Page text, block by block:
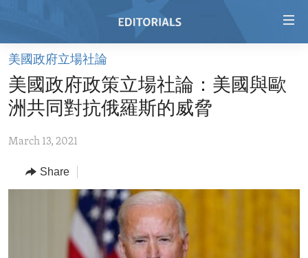
Skip
main
content
to
Navigation
Skip
HOME
VIDEO
REGIONS
AFRICA
TOPICS
HUMAN RIGHTS
SECURITY AND DEFENSE
AID AND DEVELOPMENT
美國政府立場社論
美國政府政策立場社論：美國與歐
洲共同對抗俄羅斯的威脅
March 13, 2021
Share